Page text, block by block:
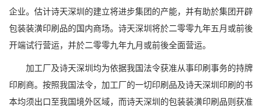
企业。估计诗天深圳的建立将进步集团的产能，并有助於集团开辟
包装装潢印刷品的国内商场。诗天深圳将於二零零九年五月或前後
开端试行营运，并於二零零九年九月或前後全面营运。
加工厂及诗天深圳均为依据我国法令获准从事印刷事务的持牌
印刷商。按照我国法令，加工厂的一切印刷品及诗天深圳印刷的书
本均须出口至我国境外区域，而诗天深圳的包装装潢印刷品则获准